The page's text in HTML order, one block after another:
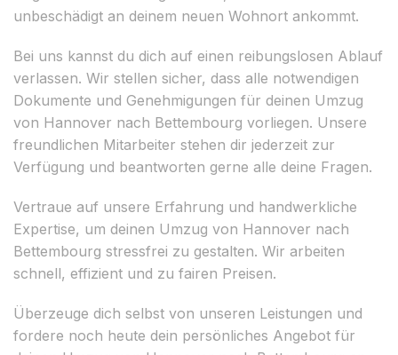
unbeschädigt an deinem neuen Wohnort ankommt.
Bei uns kannst du dich auf einen reibungslosen Ablauf
verlassen. Wir stellen sicher, dass alle notwendigen
Dokumente und Genehmigungen für deinen Umzug
von Hannover nach Bettembourg vorliegen. Unsere
freundlichen Mitarbeiter stehen dir jederzeit zur
Verfügung und beantworten gerne alle deine Fragen.
Vertraue auf unsere Erfahrung und handwerkliche
Expertise, um deinen Umzug von Hannover nach
Bettembourg stressfrei zu gestalten. Wir arbeiten
schnell, effizient und zu fairen Preisen.
Überzeuge dich selbst von unseren Leistungen und
fordere noch heute dein persönliches Angebot für